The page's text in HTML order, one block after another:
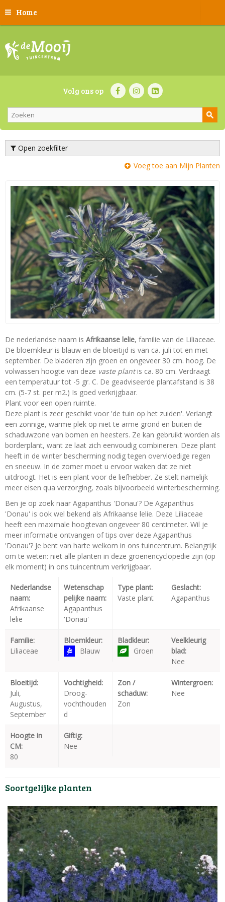
Home
Volg ons op
Open zoekfilter
Voeg toe aan Mijn Planten
De nederlandse naam is Afrikaanse lelie, familie van de Liliaceae.
De bloemkleur is blauw en de bloeitijd is van ca. juli tot en met
september. De bladeren zijn groen en ongeveer 30 cm. hoog. De
volwassen hoogte van deze vaste plantis ca. 80 cm. Verdraagt
een temperatuur tot -5 gr. C. De geadviseerde plantafstand is 38
cm. (5-7 st. per m2.) Is goed verkrijgbaar.
Plant voor een open ruimte.
Deze plant is zeer geschikt voor 'de tuin op het zuiden'. Verlangt
een zonnige, warme plek op niet te arme grond en buiten de
schaduwzone van bomen en heesters. Ze kan gebruikt worden als
borderplant, want ze laat zich eenvoudig combineren. Deze plant
heeft in de winter bescherming nodig tegen overvloedige regen
en sneeuw. In de zomer moet u ervoor waken dat ze niet
uitdroogt. Het is een plant voor de liefhebber. Ze stelt namelijk
meer eisen qua verzorging, zoals bijvoorbeeld winterbescherming.
Ben je op zoek naar Agapanthus 'Donau'? De Agapanthus
'Donau' is ook wel bekend als Afrikaanse lelie. Deze Liliaceae
heeft een maximale hoogtevan ongeveer 80 centimeter. Wil je
meer informatie ontvangen of tips over deze Agapanthus
'Donau'? Je bent van harte welkom in ons tuincentrum. Belangrijk
om te weten: niet alle planten in deze groenencyclopedie zijn (op
elk moment) in ons tuincentrum verkrijgbaar.
Nederlandse
naam:
Afrikaanse
lelie
Wetenschap
pelijke naam:
Agapanthus
'Donau'
Type plant:
Vaste plant
Geslacht:
Agapanthus
Familie:
Liliaceae
Bloemkleur:
Blauw
Bladkleur:
Groen
Veelkleurig
blad:
Nee
Bloeitijd:
Juli,
Augustus,
September
Vochtigheid:
Droog-
vochthouden
d
Zon /
schaduw:
Zon
Wintergroen:
Nee
Hoogte in
CM:
80
Giftig:
Nee
Soortgelijke planten